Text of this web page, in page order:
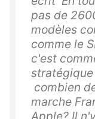
pas de
modèles
comme le
c'est
combien
marche